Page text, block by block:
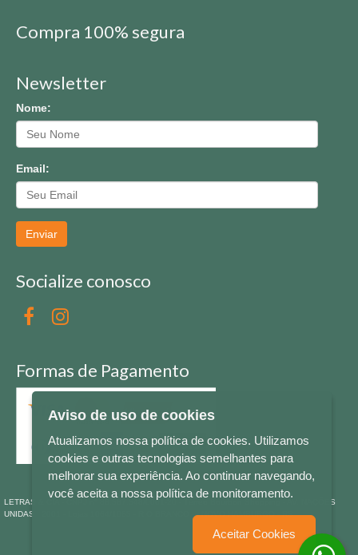
Compra 100% segura
Newsletter
Nome:
Email:
Enviar
Socialize conosco
Formas de Pagamento
LETRAS & CIA - CNPJ n° 88.587.548/0001-20 - Térreo Bourbon Shopping - AV. NAÇÕES
UNIDAS , 2001 - Lojas 1064/1065 - RIO BRANCO - - NOVO HAMBURGO - RS
Aviso de uso de cookies
Atualizamos nossa política de cookies. Utilizamos
cookies e outras tecnologias semelhantes para
melhorar sua experiência. Ao continuar navegando,
você aceita a nossa política de monitoramento.
Aceitar Cookies